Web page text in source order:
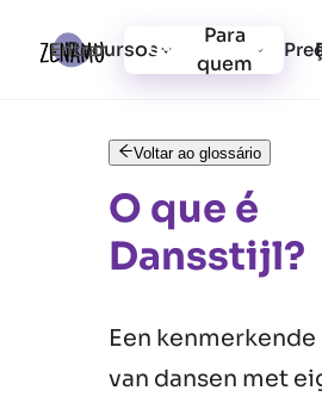
Recursos
Para
quem
Entrar Cadastrar-se
Voltar ao glossário
O que é
Dansstijl?
Een
van dansen met